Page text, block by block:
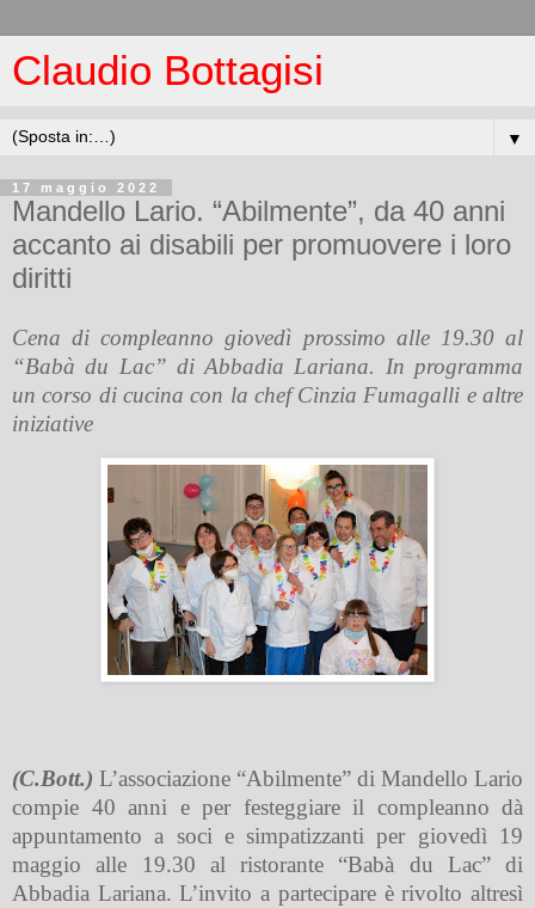
Claudio Bottagisi
▼
17 maggio 2022
Mandello Lario. “Abilmente”, da 40 anni
accanto ai disabili per promuovere i loro
diritti
Cena di compleanno giovedì prossimo alle 19.30 al
“Babà du Lac” di Abbadia Lariana. In programma
un corso di cucina con la chef Cinzia Fumagalli e altre
iniziative
(C.Bott.) L’associazione “Abilmente” di Mandello Lario
compie 40 anni e per festeggiare il compleanno dà
appuntamento a soci e simpatizzanti per giovedì 19
maggio alle 19.30 al ristorante “Babà du Lac” di
Abbadia Lariana. L’invito a partecipare è rivolto altresì